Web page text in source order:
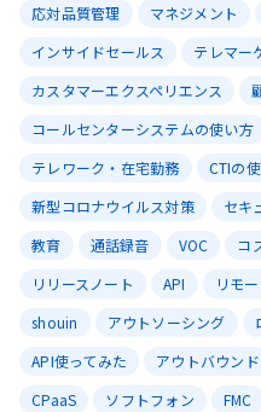
応対品質管理
マネジメント
インサイドセールス
テレマー
カスタマーエクスペリエンス
コールセンターシステムの使い方
テレワーク・在宅勤務
CTIの
新型コロナウイルス対策
セキ
教育
通話録音 VOC コ
リリースノート
API リモ
shouin
アウトソーシング
API使ってみた
アウトバウンド
CPaaS
ソフトフォン FMC